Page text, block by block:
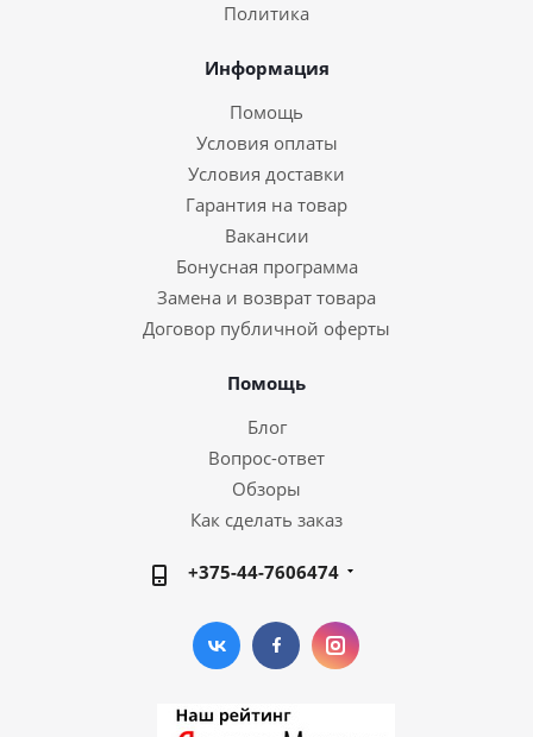
Политика
Информация
Помощь
Условия оплаты
Условия доставки
Гарантия на товар
Вакансии
Бонусная программа
Замена и возврат товара
Договор публичной оферты
Помощь
Блог
Вопрос-ответ
Обзоры
Как сделать заказ
+375-44-7606474